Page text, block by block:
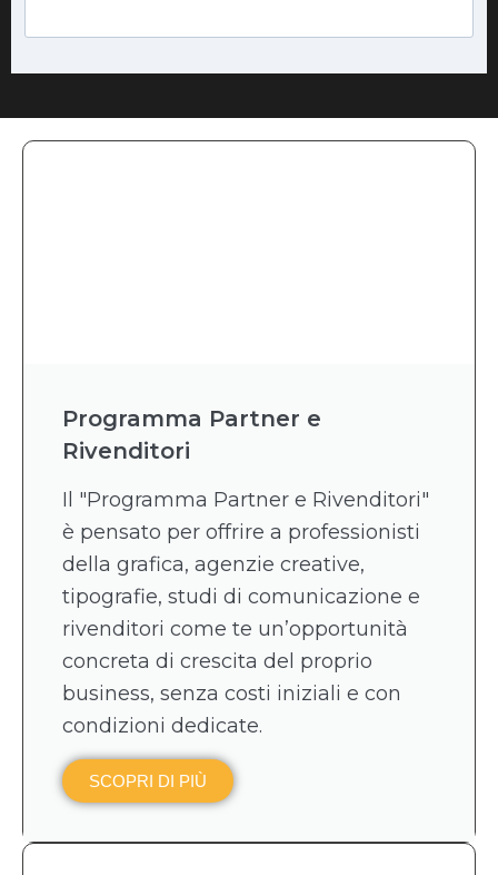
Programma Partner e
Rivenditori
Il "Programma Partner e Rivenditori"
è pensato per offrire a professionisti
della grafica, agenzie creative,
tipografie, studi di comunicazione e
rivenditori come te un’opportunità
concreta di crescita del proprio
business, senza costi iniziali e con
condizioni dedicate.
SCOPRI DI PIÙ